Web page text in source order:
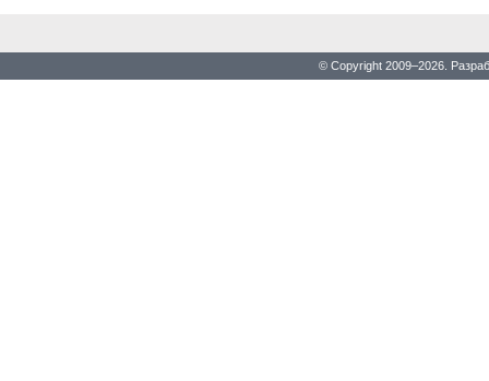
© Copyright 2009–2026.